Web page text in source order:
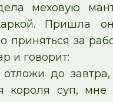
меховую
Пришла
приняться за
и говорит:
до
короля суп, мне